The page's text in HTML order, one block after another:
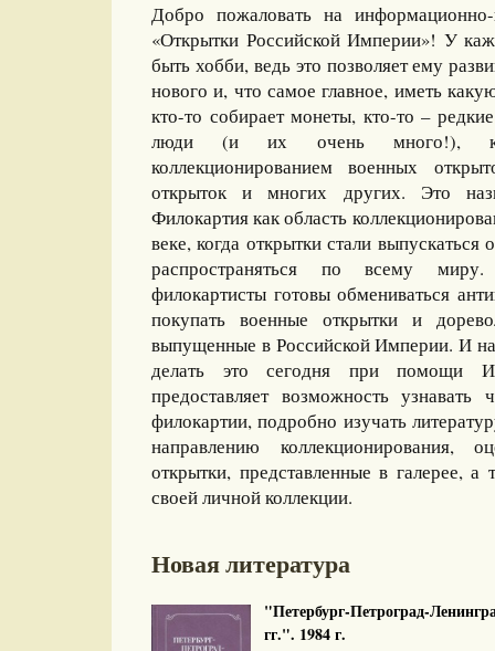
Добро пожаловать на информационно-
«Открытки Российской Империи»! У
быть хобби, ведь это позволяет ему
нового и, что самое главное, иметь
кто-то собирает монеты, кто-то –
люди (и их очень много!),
коллекционированием военных
открыток и многих других. Это
Филокартия как область
веке, когда открытки стали
распространяться по всему
филокартисты готовы обмениваться
покупать военные открытки и
выпущенные в Российской Империи. И
делать это сегодня при помощи
предоставляет возможность
филокартии, подробно изучать
направлению коллекционирования,
открытки, представленные в галерее, а
своей личной коллекции.
Новая литература
"Петербург-Петроград-
гг.". 1984 г.